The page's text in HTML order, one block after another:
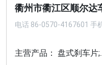
衢州市衢江区顺尔达
电话 86-0570-4167601 手
主营产品： 盘式刹车片